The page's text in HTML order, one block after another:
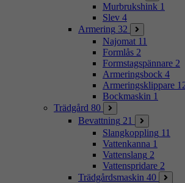
Murbrukshink 1
Slev 4
Armering 32
Najomat 11
Formlås 2
Formstagspännare 2
Armeringsbock 4
Armeringsklippare
Bockmaskin 1
Trädgård 80
Bevattning 21
Slangkoppling 11
Vattenkanna 1
Vattenslang 2
Vattenspridare 2
Trädgårdsmaskin 40